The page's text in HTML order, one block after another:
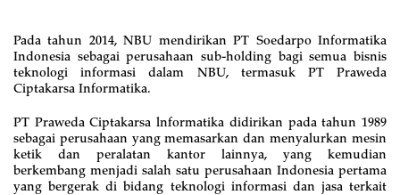
Pada tahun 2014, NBU mendirikan PT Soedarpo Informatika
Indonesia sebagai perusahaan sub-holding bagi semua bisnis
teknologi informasi dalam NBU, termasuk PT Praweda
Ciptakarsa Informatika.
PT Praweda Ciptakarsa lnformatika didirikan pada tahun 1989
sebagai perusahaan yang memasarkan dan menyalurkan mesin
ketik dan peralatan kantor lainnya, yang kemudian
berkembang menjadi salah satu perusahaan Indonesia pertama
yang bergerak di bidang teknologi informasi dan jasa terkait